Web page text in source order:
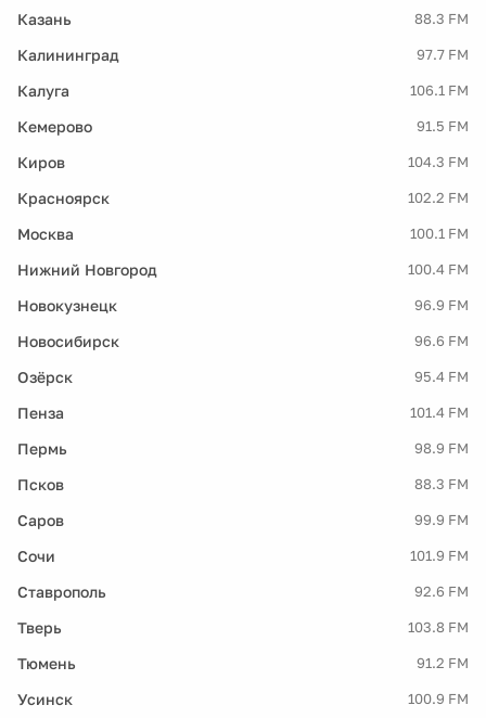
Казань 88.3 FM
Калининград 97.7 FM
Калуга 106.1 FM
Кемерово 91.5 FM
Киров 104.3 FM
Красноярск 102.2 FM
Москва 100.1 FM
Нижний Новгород 100.4 FM
Новокузнецк 96.9 FM
Новосибирск 96.6 FM
Озёрск 95.4 FM
Пенза 101.4 FM
Пермь 98.9 FM
Псков 88.3 FM
Саров 99.9 FM
Сочи 101.9 FM
Ставрополь 92.6 FM
Тверь 103.8 FM
Тюмень 91.2 FM
Усинск 100.9 FM